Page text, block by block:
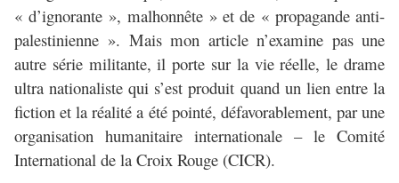
« d’ignorante », malhonnête » et de « propagande anti-
palestinienne ». Mais mon article n’examine pas une
autre série militante, il porte sur la vie réelle, le drame
ultra nationaliste qui s’est produit quand un lien entre la
fiction et la réalité a été pointé, défavorablement, par une
organisation humanitaire internationale – le Comité
International de la Croix Rouge (CICR).